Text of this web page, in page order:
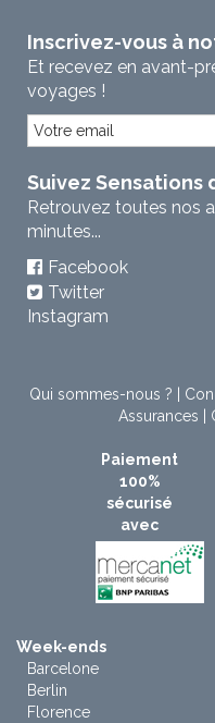
Inscrivez-vous à
Et recevez en avant-
voyages !
Suivez Sensations
Retrouvez toutes nos
minutes...
Facebook
Twitter
Instagram
Qui sommes-nous ?
Assurances
Paiement
100%
sécurisé
avec
Week-ends
Barcelone
Berlin
Florence